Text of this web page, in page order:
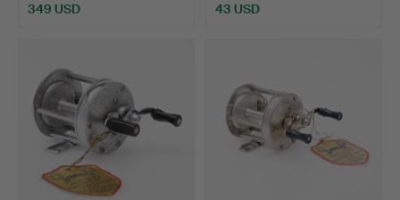
349 USD 43 USD